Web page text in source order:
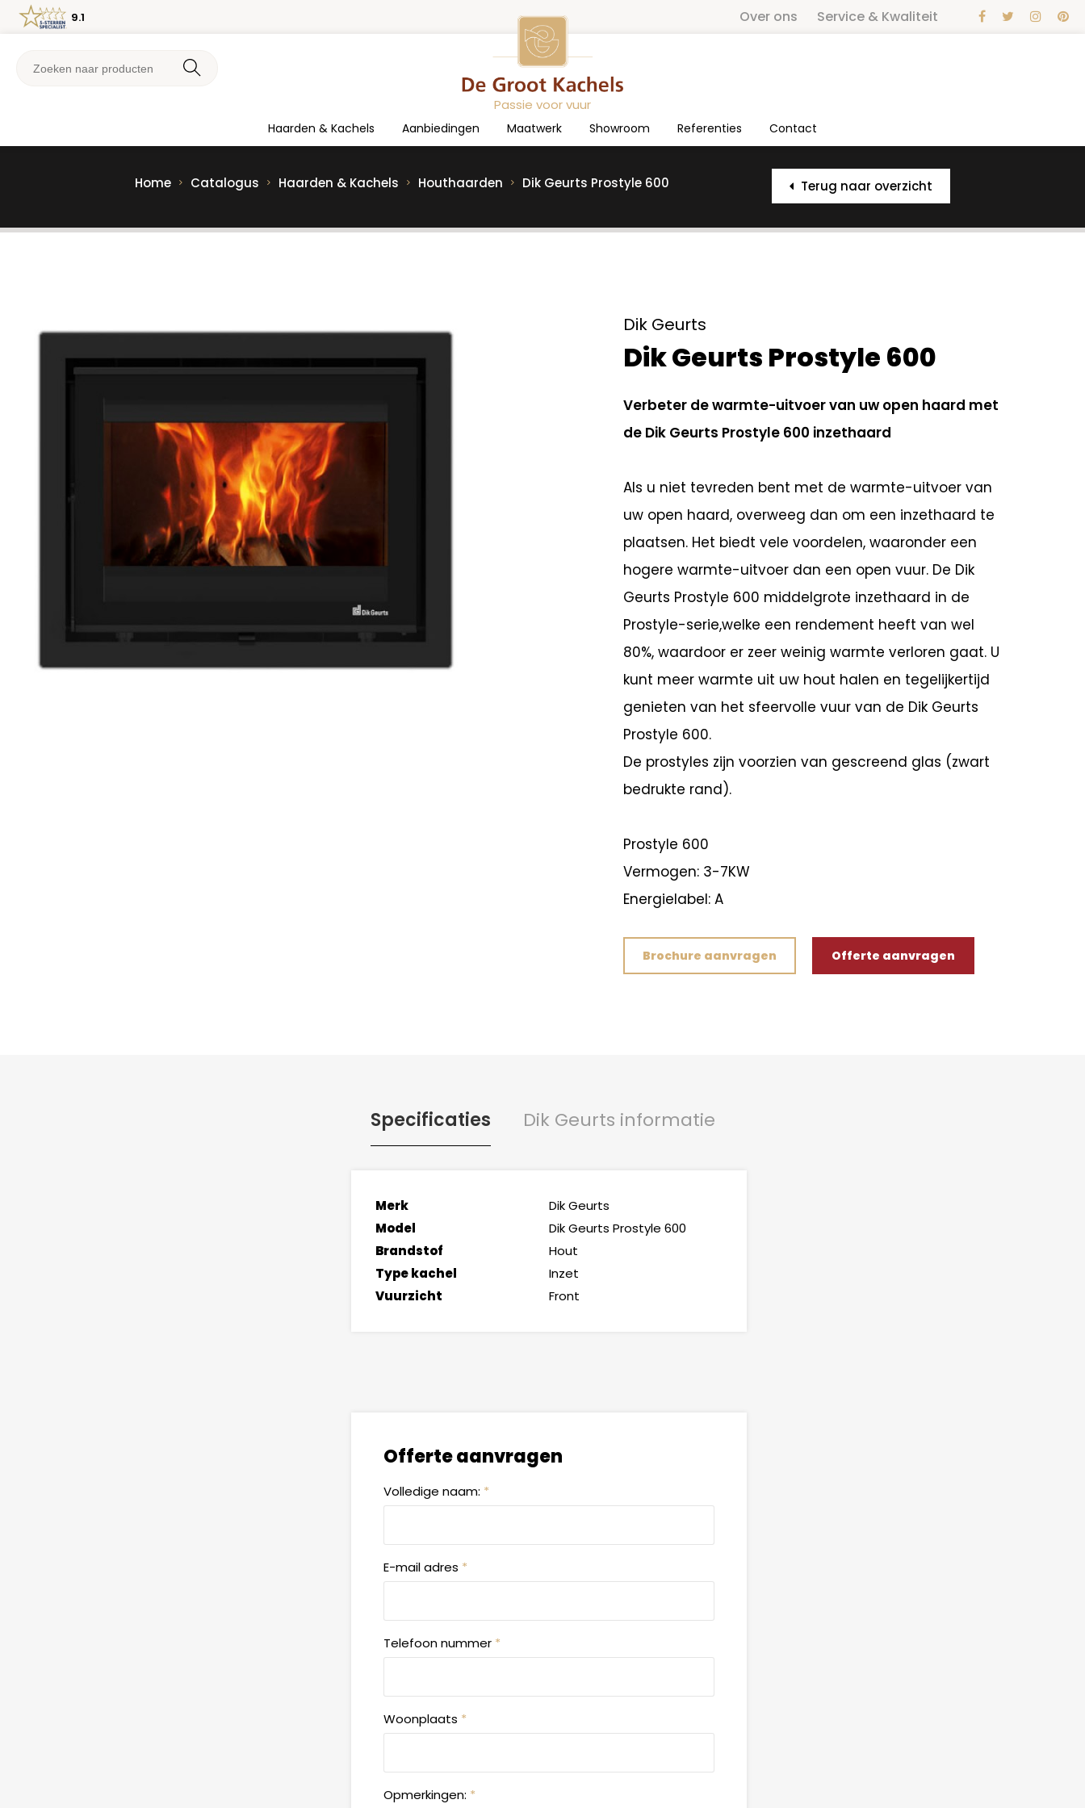
Over ons Service & Kwaliteit
Passie voor vuur
Haarden & Kachels Aanbiedingen Maatwerk Showroom Referenties Contact
9.1
Terug naar overzicht
Home Catalogus Haarden & Kachels Houthaarden Dik Geurts Prostyle 600
Dik Geurts
Dik Geurts Prostyle 600
Verbeter de warmte-uitvoer van uw open haard met
de Dik Geurts Prostyle 600 inzethaard
Als u niet tevreden bent met de warmte-uitvoer van
uw open haard, overweeg dan om een inzethaard te
plaatsen. Het biedt vele voordelen, waaronder een
hogere warmte-uitvoer dan een open vuur. De Dik
Geurts Prostyle 600 middelgrote inzethaard in de
Prostyle-serie,welke een rendement heeft van wel
80%, waardoor er zeer weinig warmte verloren gaat. U
kunt meer warmte uit uw hout halen en tegelijkertijd
genieten van het sfeervolle vuur van de Dik Geurts
Prostyle 600.
De prostyles zijn voorzien van gescreend glas (zwart
bedrukte rand).
Prostyle 600
Vermogen: 3-7KW
Energielabel: A
Brochure aanvragen Offerte aanvragen
Specificaties Dik Geurts informatie
Merk
Dik Geurts
Model
Dik Geurts Prostyle 600
Brandstof
Hout
Type kachel
Inzet
Vuurzicht
Front
Offerte aanvragen
Volledige naam: *
E-mail adres *
Telefoon nummer *
Woonplaats *
Opmerkingen: *